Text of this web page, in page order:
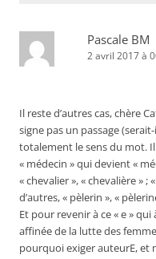
Pascale BM
2 avril 2017 à
Il reste d’autres cas, chère
signe pas un passage
totalement le sens du mot.
« médecin » qui devient «
« chevalier », « chevalière »
d’autres, « pèlerin », «
Et pour revenir à ce « e »
affinée de la lutte des
pourquoi exiger auteurE, et